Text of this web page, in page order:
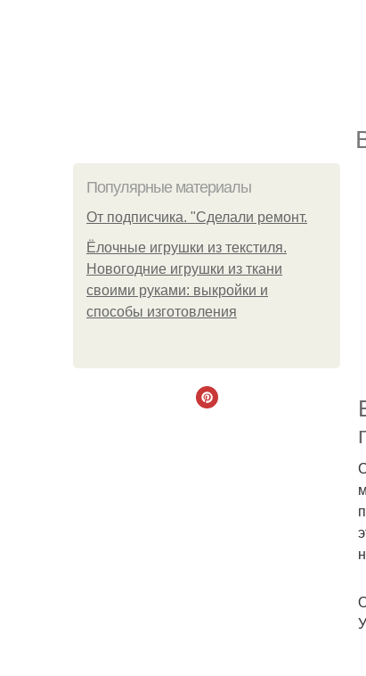
Популярные материалы
От подписчика. "Сделали ремонт.
Ёлочные игрушки из текстиля.
Новогодние игрушки из ткани
своими руками: выкройки и
способы изготовления